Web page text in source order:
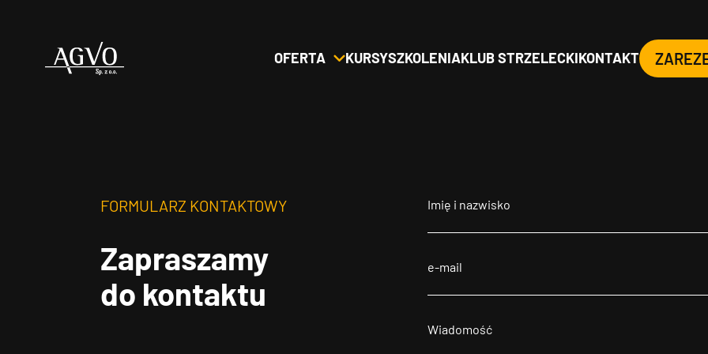
Header
OFERTA KURSYSZKOLENIAKLUB STRZELECKIKONTAKT
FORMULARZ KONTAKTOWY
Zapraszamy
do kontaktu